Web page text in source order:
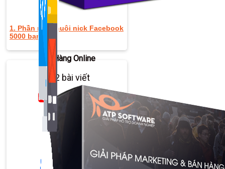
Bán Hàng Online
2,632 bài viết
New
1. Phần mềm nuôi nick Facebook
5000 bạn bè